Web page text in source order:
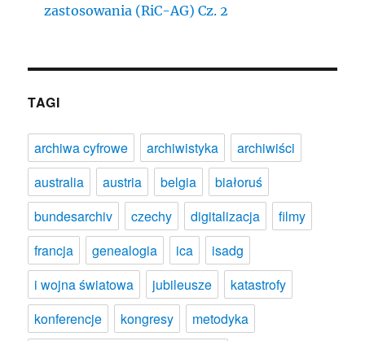
zastosowania (RiC-AG) Cz. 2
TAGI
archiwa cyfrowe archiwistyka
archiwiści
australia
austria belgia
białoruś
bundesarchiv
czechy digitalizacja
filmy
francja
genealogia ica
isadg
i wojna światowa
jubileusze
katastrofy
konferencje
kongresy
metodyka